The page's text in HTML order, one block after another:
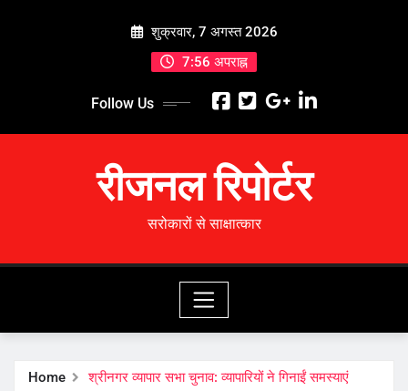
शुक्रवार, 7 अगस्त 2026
7:56 अपराह्न
Follow Us
रीजनल रिपोर्टर
सरोकारों से साक्षात्कार
Home श्रीनगर व्यापार सभा चुनाव: व्यापारियों ने गिनाईं समस्याएं